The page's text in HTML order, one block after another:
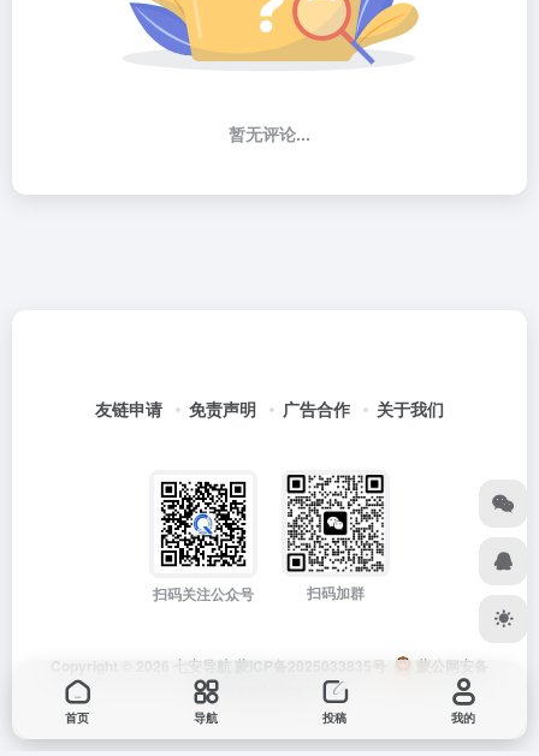
暂无评论...
友链申请 免责声明 广告合作 关于我们
扫码关注公众号 扫码加群
Copyright © 2026 七安导航 蒙ICP备2025033835号
蒙公网安备
15012202000171号
首页 导航 投稿 我的